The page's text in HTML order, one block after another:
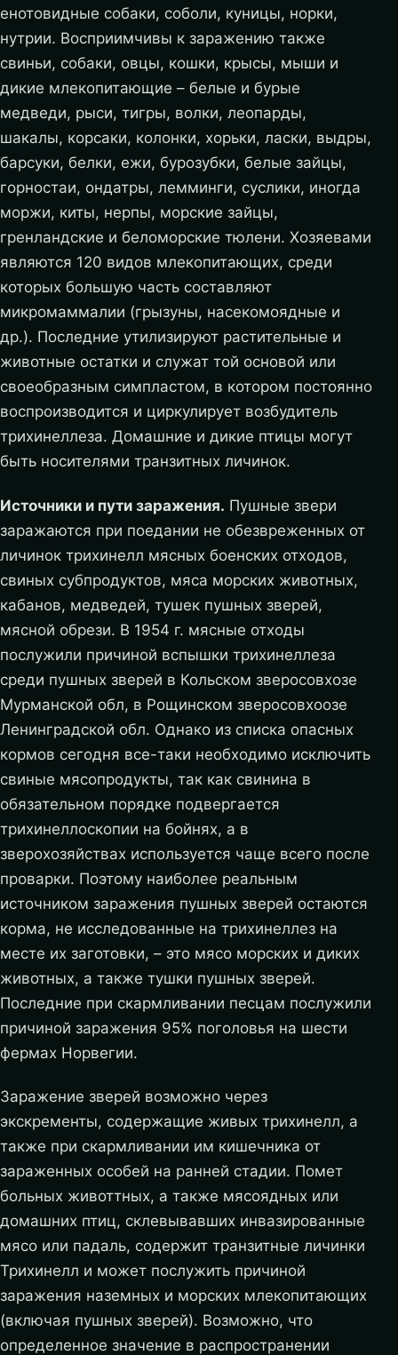
енотовидные собаки, соболи, куницы, норки,
нутрии. Восприимчивы к заражению также
свиньи, собаки, овцы, кошки, крысы, мыши и
дикие млекопитающие – белые и бурые
медведи, рыси, тигры, волки, леопарды,
шакалы, корсаки, колонки, хорьки, ласки, выдры,
барсуки, белки, ежи, бурозубки, белые зайцы,
горностаи, ондатры, лемминги, суслики, иногда
моржи, киты, нерпы, морские зайцы,
гренландские и беломорские тюлени. Хозяевами
являются 120 видов млекопитающих, среди
которых большую часть составляют
микромаммалии (грызуны, насекомоядные и
др.). Последние утилизируют растительные и
животные остатки и служат той основой или
своеобразным симпластом, в котором постоянно
воспроизводится и циркулирует возбудитель
трихинеллеза. Домашние и дикие птицы могут
быть носителями транзитных личинок.
Источники и пути заражения. Пушные звери
заражаются при поедании не обезвреженных от
личинок трихинелл мясных боенских отходов,
свиных субпродуктов, мяса морских животных,
кабанов, медведей, тушек пушных зверей,
мясной обрези. В 1954 г. мясные отходы
послужили причиной вспышки трихинеллеза
среди пушных зверей в Кольском зверосовхозе
Мурманской обл, в Рощинском зверосовхоозе
Ленинградской обл. Однако из списка опасных
кормов сегодня все-таки необходимо исключить
свиные мясопродукты, так как свинина в
обязательном порядке подвергается
трихинеллоскопии на бойнях, а в
зверохозяйствах используется чаще всего после
проварки. Поэтому наиболее реальным
источником заражения пушных зверей остаются
корма, не исследованные на трихинеллез на
месте их заготовки, – это мясо морских и диких
животных, а также тушки пушных зверей.
Последние при скармливании песцам послужили
причиной заражения 95% поголовья на шести
фермах Норвегии.
Заражение зверей возможно через
экскременты, содержащие живых трихинелл, а
также при скармливании им кишечника от
зараженных особей на ранней стадии. Помет
больных животтных, а также мясоядных или
домашних птиц, склевывавших инвазированные
мясо или падаль, содержит транзитные личинки
Трихинелл и может послужить причиной
заражения наземных и морских млекопитающих
(включая пушных зверей). Возможно, что
определенное значение в распространении